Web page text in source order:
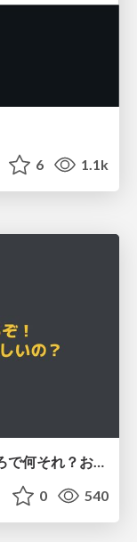
6 1.1k
PHP に部分適用が来るぞ！……ところで何それ？おいしいの？ #phpcon / phpcon-2026
0 540